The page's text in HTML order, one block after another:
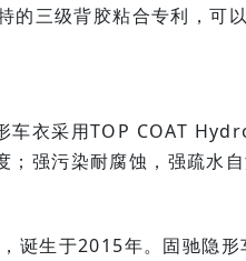
的三级背胶粘合专利，可
车衣采用TOP COAT
强污染耐腐蚀，强疏水自
诞生于2015年。固驰隐形